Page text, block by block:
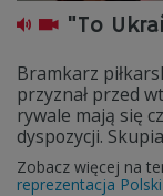
"To
Bramkarz
przyznał przed
rywale mają się
dyspozycji.
Zobacz więcej na
reprezentacja Polski